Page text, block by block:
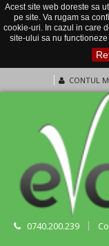
Acest site web doreste sa
pe site. Va rugam sa
cookie-uri. In cazul in care
site-ului sa nu functioneze
CONTUL
0740.200.239